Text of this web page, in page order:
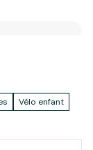
Vélo enfant